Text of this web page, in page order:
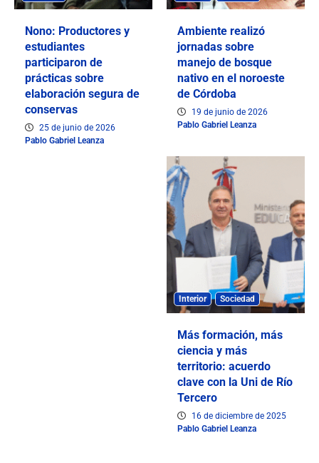
Nono: Productores y
estudiantes
participaron de
prácticas sobre
elaboración segura de
conservas
25 de junio de 2026
Pablo Gabriel Leanza
Ambiente realizó
jornadas sobre
manejo de bosque
nativo en el noroeste
de Córdoba
19 de junio de 2026
Pablo Gabriel Leanza
Interior Sociedad
Más formación, más
ciencia y más
territorio: acuerdo
clave con la Uni de Río
Tercero
16 de diciembre de 2025
Pablo Gabriel Leanza